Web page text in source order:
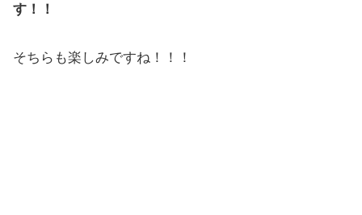
す！！
そちらも楽しみですね！！！